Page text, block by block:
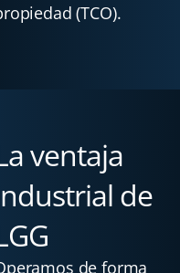
(TCO).
ventaja
de
de forma